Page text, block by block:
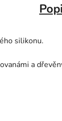
silikonu.
a